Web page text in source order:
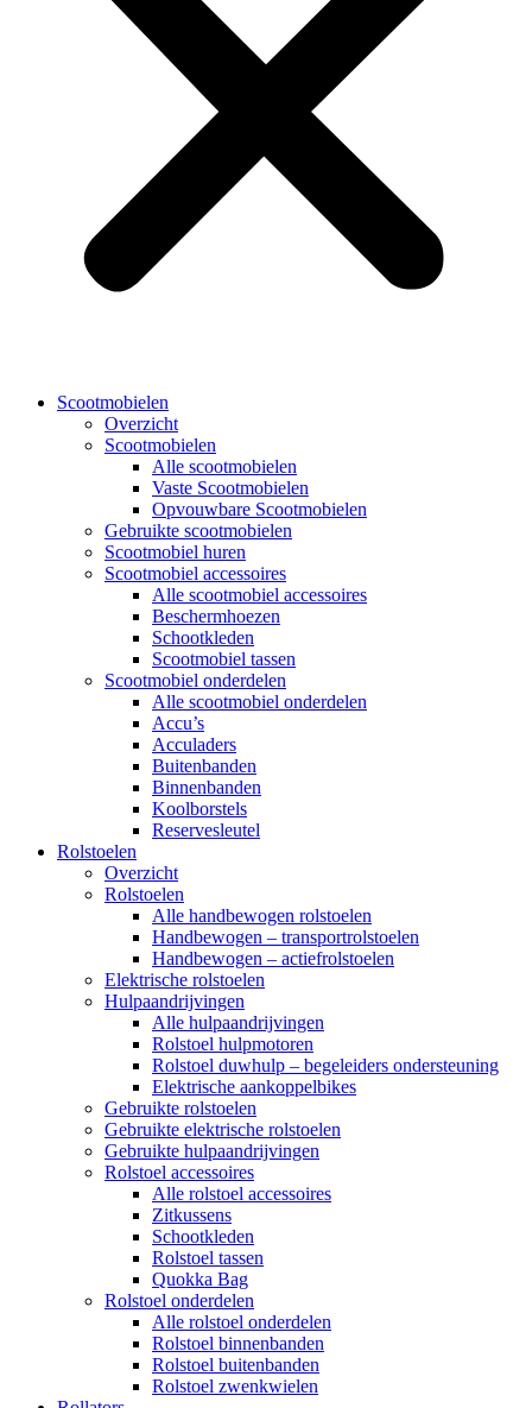
Scootmobielen
Overzicht
Scootmobielen
Alle scootmobielen
Vaste Scootmobielen
Opvouwbare Scootmobielen
Gebruikte scootmobielen
Scootmobiel huren
Scootmobiel accessoires
Alle scootmobiel accessoires
Beschermhoezen
Schootkleden
Scootmobiel tassen
Scootmobiel onderdelen
Alle scootmobiel onderdelen
Accu’s
Acculaders
Buitenbanden
Binnenbanden
Koolborstels
Reservesleutel
Rolstoelen
Overzicht
Rolstoelen
Alle handbewogen rolstoelen
Handbewogen – transportrolstoelen
Handbewogen – actiefrolstoelen
Elektrische rolstoelen
Hulpaandrijvingen
Alle hulpaandrijvingen
Rolstoel hulpmotoren
Rolstoel duwhulp – begeleiders ondersteuning
Elektrische aankoppelbikes
Gebruikte rolstoelen
Gebruikte elektrische rolstoelen
Gebruikte hulpaandrijvingen
Rolstoel accessoires
Alle rolstoel accessoires
Zitkussens
Schootkleden
Rolstoel tassen
Quokka Bag
Rolstoel onderdelen
Alle rolstoel onderdelen
Rolstoel binnenbanden
Rolstoel buitenbanden
Rolstoel zwenkwielen